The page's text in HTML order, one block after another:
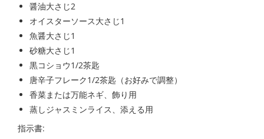
醤油大さじ2
オイスターソース大さじ1
魚醤大さじ1
砂糖大さじ1
黒コショウ1/2茶匙
唐辛子フレーク1/2茶匙（お好みで調整）
香菜または万能ネギ、飾り用
蒸しジャスミンライス、添える用
指示書: